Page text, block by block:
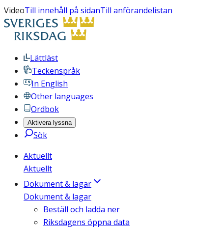
VideoTill innehåll på sidanTill anförandelistan
Lättläst
Teckenspråk
In English
Other languages
Ordbok
Aktivera lyssna
Sök
Aktuellt
Aktuellt
Dokument & lagar
Dokument & lagar
Beställ och ladda ner
Riksdagens öppna data